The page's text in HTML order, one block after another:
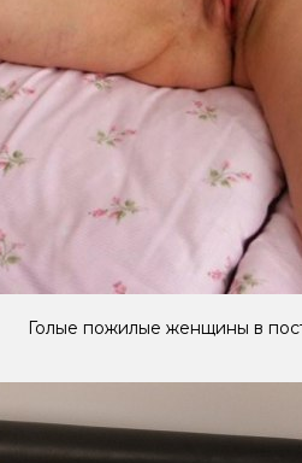
Голые пожилые женщины в